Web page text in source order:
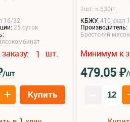
16/32
25 суток
1 шт.
/шт
+ Купить
1шт: ≈ 630гг.
КБЖУ:410 ккал
Производитель:
Брестский
Минимум к
479.05₽/